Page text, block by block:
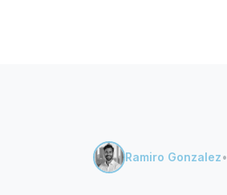
Ramiro Gonzalez•